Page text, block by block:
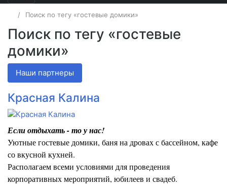
Поиск по тегу «гостевые домики»
Поиск по тегу «гостевые
домики»
Наши партнеры
Красная Калина
Если отдыхать - то у нас!
Уютные гостевые домики, баня на дровах с бассейном, кафе
со вкусной кухней.
Располагаем всеми условиями для проведения
корпоративных мероприятий, юбилеев и свадеб.